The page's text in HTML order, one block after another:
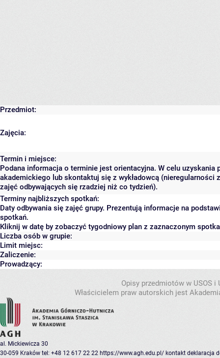
Przedmiot:
Zajęcia:
Termin i miejsce:
Podana informacja o terminie jest orientacyjna. W celu
akademickiego lub skontaktuj się z wykładowcą (nieregularności
zajęć odbywających się rzadziej niż co tydzień).
Terminy najbliższych spotkań:
Daty odbywania się zajęć grupy. Prezentują informacje na
spotkań.
Kliknij w datę by zobaczyć tygodniowy plan z zaznaczonym
Liczba osób w grupie:
Limit miejsc:
Zaliczenie:
Prowadzący:
Opisy przedmiotów w USOS
Właścicielem praw autorskich jest
al. Mickiewicza 30
30-059 Kraków tel: +48 12 617 22 22 https://www.agh.edu.pl/ kontakt deklaracja